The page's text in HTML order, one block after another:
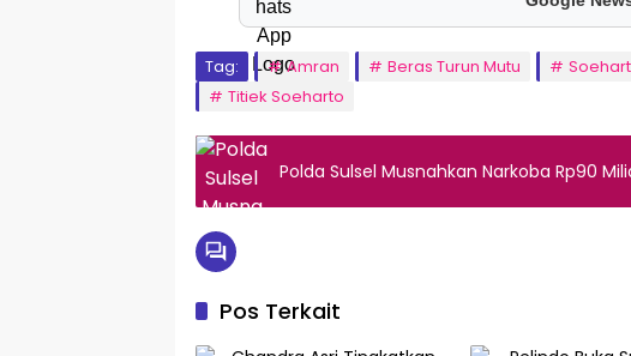
Tag: Amran Beras Turun Mutu
Titiek Soeharto
Polda Sulsel Musnahkan Narkoba Rp90
Pos Terkait